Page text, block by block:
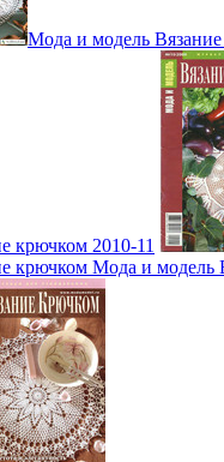
Мода и модель
крючком 2010-11
крючком Мода и модель